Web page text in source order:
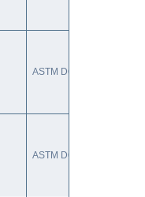
ASTM D638
ASTM D638